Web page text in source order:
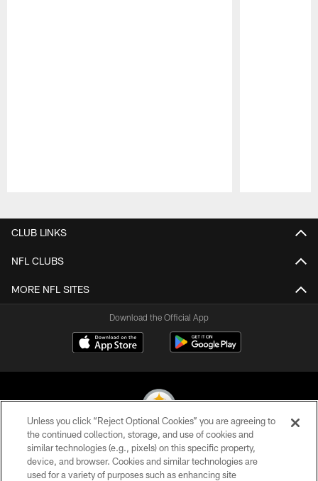
CLUB LINKS
NFL CLUBS
MORE NFL SITES
Download the Official App
© 2026 Pittsburgh Steelers. All Rights Reserved
PRIVACY POLICY
Unless you click “Reject Optional Cookies” you are agreeing to
the continued collection, storage, and use of cookies and
similar technologies (e.g., pixels) on this specific property,
device, and browser. Cookies and similar technologies are
used for a variety of purposes such as enhancing site